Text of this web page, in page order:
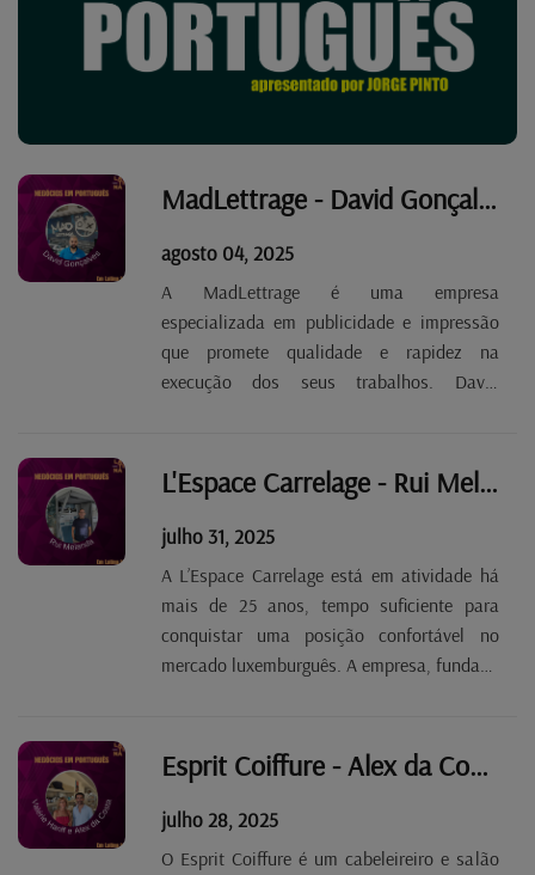
MadLettrage - David Gonçalves Tp. 2 Ep. 93
agosto 04, 2025
A MadLettrage é uma empresa
especializada em publicidade e impressão
que promete qualidade e rapidez na
execução dos seus trabalhos. David
cobertura total ou parcial, com material
autocolante, de carros ou peças de...
L'Espace Carrelage - Rui Melanda Tp. 2 Ep. 92
julho 31, 2025
A L’Espace Carrelage está em atividade há
mais de 25 anos, tempo suficiente para
conquistar uma posição confortável no
mercado luxemburguês. A empresa, fundada
por uma questão de eficácia e satisfação
dos clientes, deu...
Esprit Coiffure - Alex da Costa Tp. 2 Ep. 91
julho 28, 2025
O Esprit Coiffure é um cabeleireiro e salão